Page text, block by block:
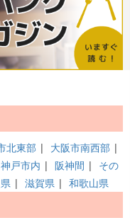
北東部 | 大阪市南西部 |
神戸市内 | 阪神間 | その
| 滋賀県 | 和歌山県